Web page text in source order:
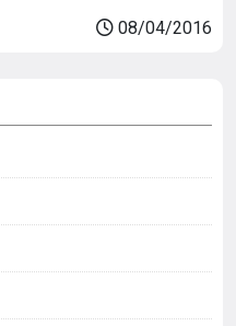
08/04/2016